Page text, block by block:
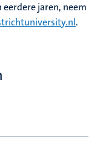
jaren, neem
.